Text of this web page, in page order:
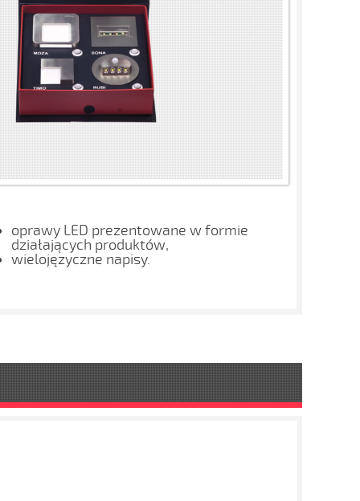
oprawy LED prezentowane w formie
działających produktów,
wielojęzyczne napisy.